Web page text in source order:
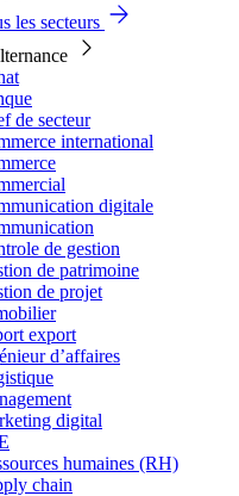
les secteurs
de secteur
international
digitale
de gestion
de patrimoine
de projet
export
d’affaires
digital
humaines (RH)
chain